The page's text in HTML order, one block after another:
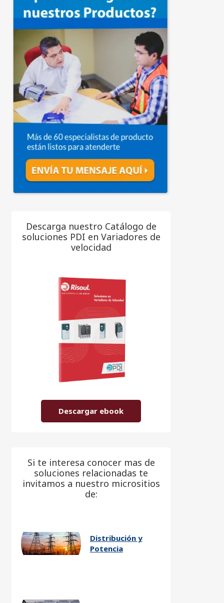
Descarga nuestro Catálogo de
soluciones PDI en Variadores de
velocidad
Descargar ebook
Si te interesa conocer mas de
soluciones relacionadas te
invitamos a nuestro micrositios
de:
Distribución y
Potencia